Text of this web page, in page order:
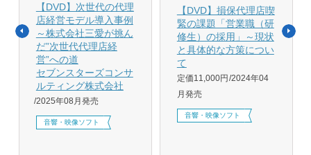
【DVD】次世代の代理
店経営モデル導入事例
～株式会社三愛が挑ん
だ”次世代代理店経
営”への道
セブンスターズコンサ
ルティング株式会社
2025年08月発売
音響・映像ソフト
【DVD】損保代理店喫
緊の課題「営業職（研
修生）の採用」～現状
と具体的な方策につい
て
定価11,000円 2024年04
月発売
音響・映像ソフト